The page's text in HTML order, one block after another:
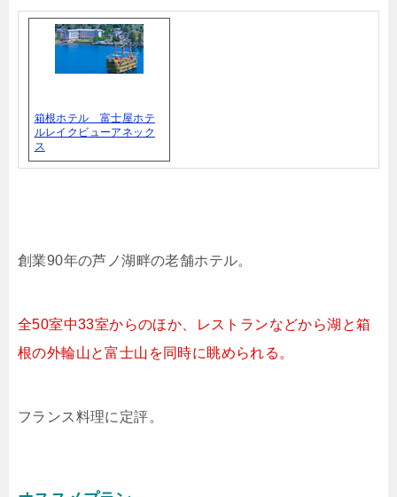
箱根ホテル 富士屋ホテ
ルレイクビューアネック
ス
創業90年の芦ノ湖畔の老舗ホテル。
全50室中33室からのほか、レストランなどから湖と箱
根の外輪山と富士山を同時に眺められる。
フランス料理に定評。